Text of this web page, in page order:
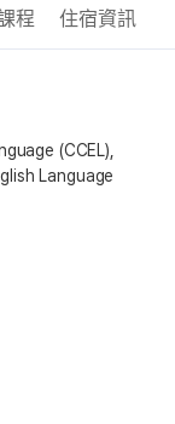
程 住宿資訊
(CCEL),
Language